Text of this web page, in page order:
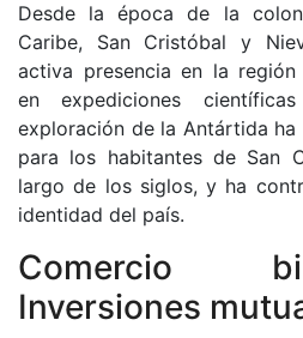
Desde la época de la
Caribe, San Cristóbal y
activa presencia en la
en expediciones
exploración de la Antártida
para los habitantes de San
largo de los siglos, y ha
identidad del país.
Comercio
Inversiones